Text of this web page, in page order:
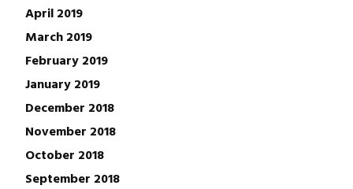
April 2019
March 2019
February 2019
January 2019
December 2018
November 2018
October 2018
September 2018